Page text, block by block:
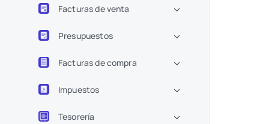
Facturas de venta
Presupuestos
Facturas de compra
Impuestos
Tesorería